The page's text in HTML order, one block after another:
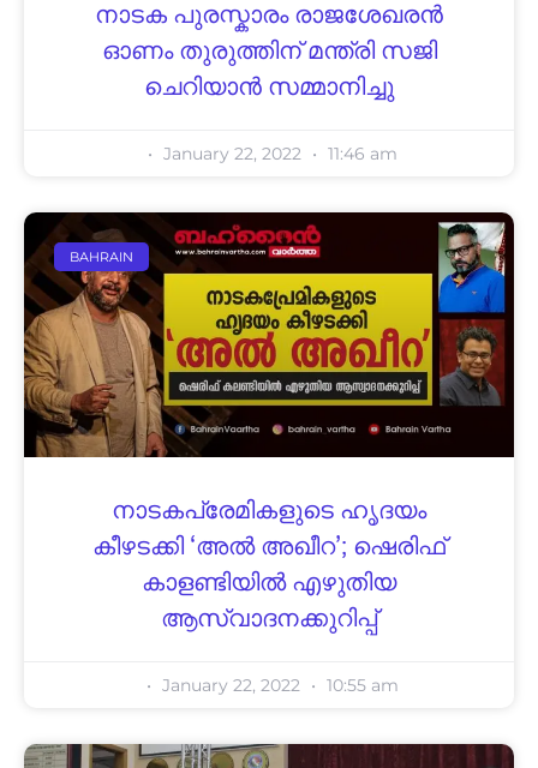
നാടക പുരസ്കാരം രാജശേഖരൻ
ഓണം തുരുത്തിന് മന്ത്രി സജി
ചെറിയാൻ സമ്മാനിച്ചു
January 22, 2022 11:46 am
BAHRAIN
നാടകപ്രേമികളുടെ ഹൃദയം
കീഴടക്കി ‘അൽ അഖീറ’; ഷെരിഫ്
കാളണ്ടിയിൽ എഴുതിയ
ആസ്വാദനക്കുറിപ്പ്
January 22, 2022 10:55 am